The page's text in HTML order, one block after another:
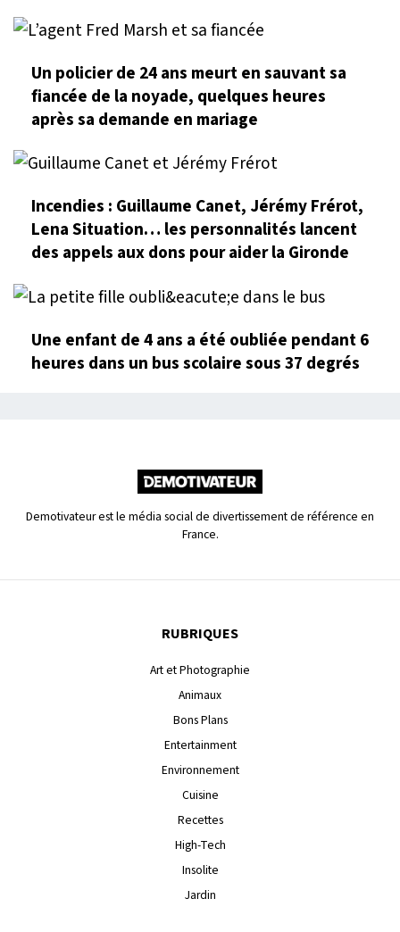
Un policier de 24 ans meurt en sauvant sa
fiancée de la noyade, quelques heures
après sa demande en mariage
Incendies : Guillaume Canet, Jérémy Frérot,
Lena Situation… les personnalités lancent
des appels aux dons pour aider la Gironde
Une enfant de 4 ans a été oubliée pendant 6
heures dans un bus scolaire sous 37 degrés
Demotivateur est le média social de divertissement de référence en
France.
RUBRIQUES
Art et Photographie
Animaux
Bons Plans
Entertainment
Environnement
Cuisine
Recettes
High-Tech
Insolite
Jardin